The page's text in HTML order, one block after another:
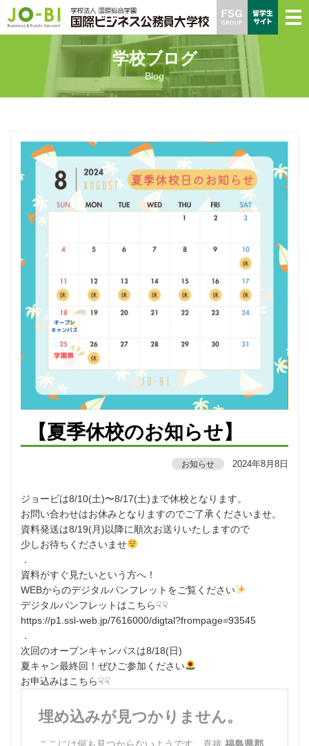
学校ブログ
Blog
【夏季休校のお知らせ】
お知らせ 2024年8月8日
ジョービは8/10(土)〜8/17(土)まで休校となります。
お問い合わせはお休みとなりますのでご了承くださいませ。
⁡資料発送は8/19(月)以降に順次お送りいたしますので
少しお待ちくださいませ
⁡．
資料がすぐ見たいという方へ！
WEBからのデジタルパンフレットをご覧ください
デジタルパンフレットはこちら☟☟
https://p1.ssl-web.jp/7616000/digtal?frompage=93545
⁡．
次回のオープンキャンパスは8/18(日)
夏キャン最終回！ぜひご参加ください
⁡お申込みはこちら☟☟